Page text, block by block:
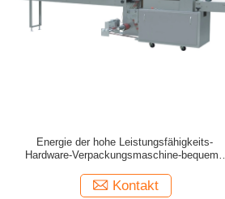
Energie der hohe Leistungsfähigkeits-
Hardware-Verpackungsmaschine-bequeme
Kontakt